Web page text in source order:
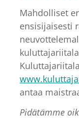
Mahdolliset
ensisijaisesti
antaa
Pidätämme